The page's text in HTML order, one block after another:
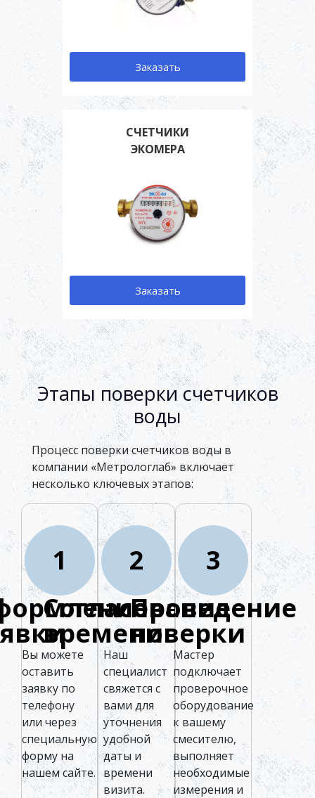
Заказать
СЧЕТЧИКИ
ЭКОМЕРА
Заказать
Этапы поверки счетчиков
воды
Процесс поверки счетчиков воды в
компании «Метрологлаб» включает
несколько ключевых этапов:
1
Вы можете
оставить
заявку по
телефону
или через
специальную
форму на
нашем сайте.
2
Согласование
времени
Наш
специалист
свяжется с
вами для
уточнения
удобной
даты и
времени
визита.
3
Проведение
поверки
Мастер
подключает
проверочное
оборудование
к вашему
смесителю,
выполняет
необходимые
измерения и